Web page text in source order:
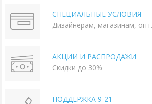
СПЕЦИАЛЬНЫЕ УСЛОВИЯ
Дизайнерам, магазинам, опт.
АКЦИИ И РАСПРОДАЖИ
Скидки до 30%
ПОДДЕРЖКА 9-21